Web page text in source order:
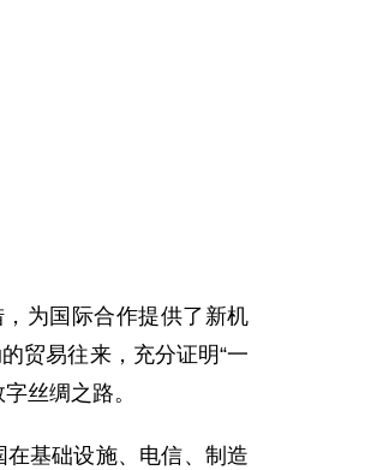
为国际合作提供了新机
贸易往来，充分证明“一
丝绸之路。
基础设施、电信、制造